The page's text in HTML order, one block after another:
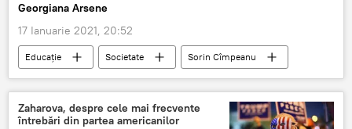
Georgiana Arsene
17 Ianuarie 2021, 20:52
Educație Societate Sorin Cîmpeanu
Zaharova, despre cele mai frecvente
întrebări din partea americanilor